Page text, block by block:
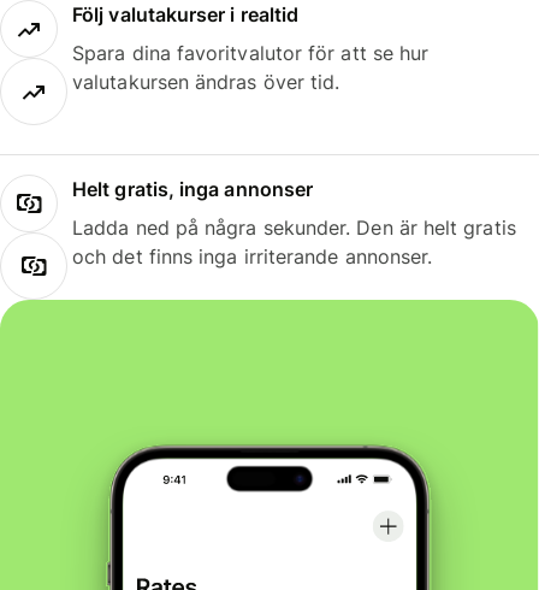
Följ valutakurser i realtid
Spara dina favoritvalutor för att se hur
valutakursen ändras över tid.
Helt gratis, inga annonser
Ladda ned på några sekunder. Den är helt gratis
och det finns inga irriterande annonser.